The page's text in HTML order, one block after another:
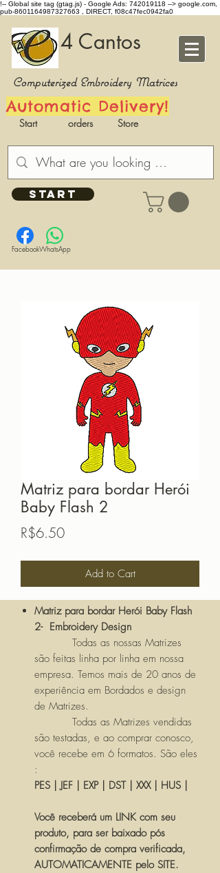
!-- Global site tag (gtag.js) - Google Ads: 742019118 --> google.com,
pub-8601164987327663 , DIRECT, f08c47fec0942fa0
4 Cantos
Computerized Embroidery Matrices
Automatic Delivery!
Start orders Store
START
FacebookWhatsApp
Matriz para bordar Herói
Baby Flash 2
R$6.50Price
Add to Cart
Matriz para bordar Herói Baby Flash
2- Embroidery Design
Todas as nossas Matrizes
são feitas linha por linha em nossa
empresa. Temos mais de 20 anos de
experiência em Bordados e design
de Matrizes.
Todas as Matrizes vendidas
são testadas, e ao comprar conosco,
você recebe em 6 formatos. São eles
:
PES | JEF | EXP | DST | XXX | HUS |
Você receberá um LINK com seu
produto, para ser baixado pós
confirmação de compra verificada,
AUTOMATICAMENTE pelo SITE.